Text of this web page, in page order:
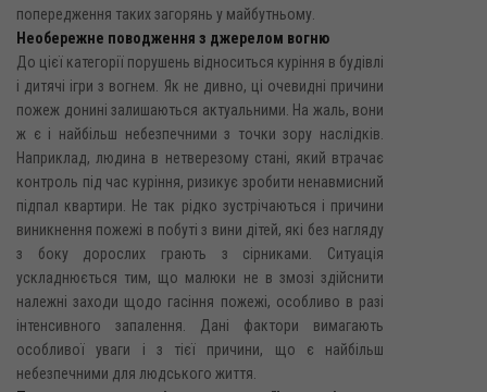
попередження таких загорянь у майбутньому.
Необережне поводження з джерелом вогню
До цієї категорії порушень відноситься куріння в будівлі
і дитячі ігри з вогнем. Як не дивно, ці очевидні причини
пожеж донині залишаються актуальними. На жаль, вони
ж є і найбільш небезпечними з точки зору наслідків.
Наприклад, людина в нетверезому стані, який втрачає
контроль під час куріння, ризикує зробити ненавмисний
підпал квартири. Не так рідко зустрічаються і причини
виникнення пожежі в побуті з вини дітей, які без нагляду
з боку дорослих грають з сірниками. Ситуація
ускладнюється тим, що малюки не в змозі здійснити
належні заходи щодо гасіння пожежі, особливо в разі
інтенсивного запалення. Дані фактори вимагають
особливої уваги і з тієї причини, що є найбільш
небезпечними для людського життя.